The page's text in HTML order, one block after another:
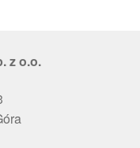
z o.o.